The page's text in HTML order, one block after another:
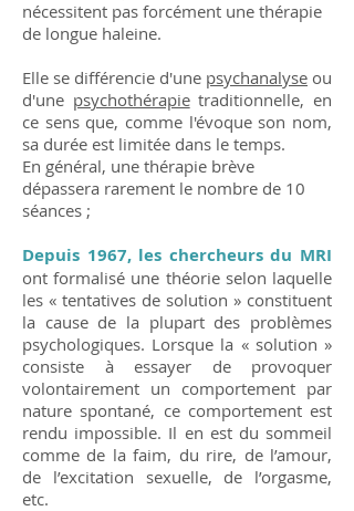
nécessitent pas forcément une thérapie
de longue haleine.
Elle se différencie d'une psychanalyse ou
d'une psychothérapietraditionnelle, en
ce sens que, comme l'évoque son nom,
sa durée est limitée dans le temps.
En général, une thérapie brève
dépassera rarement le nombre de 10
séances ;
Depuis 1967, les chercheurs du MRI
ont formalisé une théorie selon laquelle
les « tentatives de solution » constituent
la cause de la plupart des problèmes
psychologiques. Lorsque la « solution »
consiste à essayer de provoquer
volontairement un comportement par
nature spontané, ce comportement est
rendu impossible. Il en est du sommeil
comme de la faim, du rire, de l’amour,
de l’excitation sexuelle, de l’orgasme,
etc.